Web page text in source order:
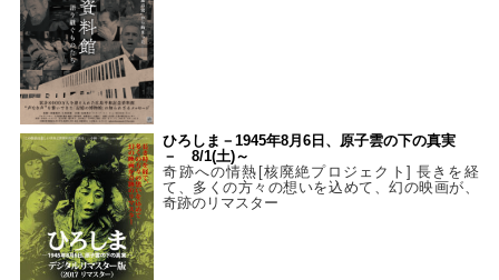
ひろしま－1945年8月6日、原子雲の下の真実
－ 8/1(土)～
奇跡への情熱[核廃絶プロジェクト] 長きを経
て、多くの方々の想いを込めて、幻の映画が、
奇跡のリマスター